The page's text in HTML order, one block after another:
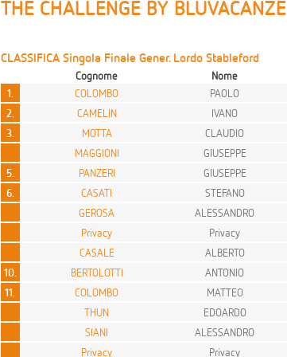
THE CHALLENGE BY BLUVACANZE
CLASSIFICA Singola Finale Gener. Lordo Stableford
Cognome Nome
1.
COLOMBO PAOLO
2.
CAMELIN IVANO
3.
MOTTA CLAUDIO
MAGGIONI
GIUSEPPE
5.
PANZERI GIUSEPPE
6.
CASATI STEFANO
GEROSA
ALESSANDRO
Privacy
Privacy
CASALE
ALBERTO
10.
BERTOLOTTI ANTONIO
11.
COLOMBO MATTEO
THUN
EDOARDO
SIANI
ALESSANDRO
Privacy
Privacy